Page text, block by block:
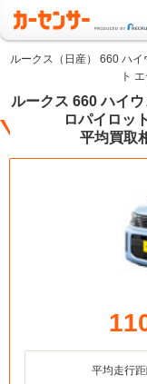
ルークス（日産） 660 ハ
ト
ルークス 660 ハイ
ロパイロッ
平均買取
平均走行